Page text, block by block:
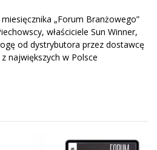
„Forum Branżowego”
właściciele Sun Winner,
od dystrybutora przez dostawcę
największych w Polsce